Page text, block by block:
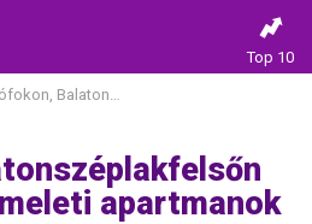
Top 10
földszinti és emeleti apartmanok kiadók
apartmanok